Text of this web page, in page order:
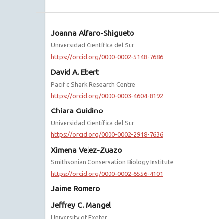
Joanna Alfaro-Shigueto
Universidad Científica del Sur
https://orcid.org/0000-0002-5148-7686
David A. Ebert
Pacific Shark Research Centre
https://orcid.org/0000-0003-4604-8192
Chiara Guidino
Universidad Científica del Sur
https://orcid.org/0000-0002-2918-7636
Ximena Velez-Zuazo
Smithsonian Conservation Biology Institute
https://orcid.org/0000-0002-6556-4101
Jaime Romero
Jeffrey C. Mangel
University of Exeter